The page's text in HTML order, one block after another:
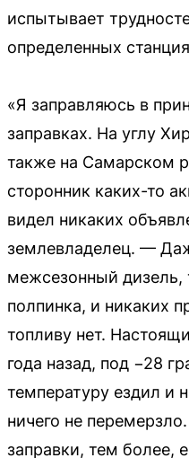
испытывает
определенных
«Я заправляюсь в
заправках. На углу
также на Самарском
сторонник каких-то
видел никаких
землевладелец. —
межсезонный дизель,
полпинка, и никаких
топливу нет.
года назад, под −28
температуру ездил и
ничего не
заправки, тем более,